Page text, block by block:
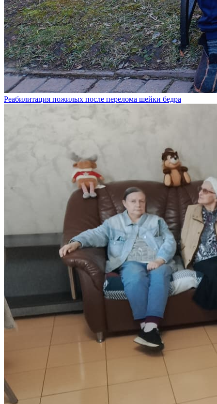
Реабилитация пожилых после перелома шейки бедра